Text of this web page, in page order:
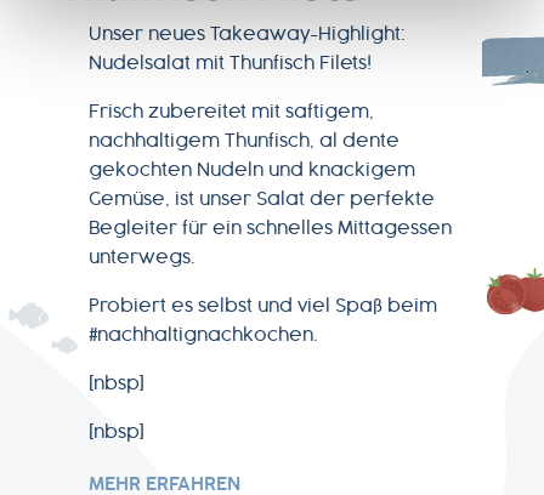
Unser neues Takeaway-Highlight:
Nudelsalat mit Thunfisch Filets!
Frisch zubereitet mit saftigem,
nachhaltigem Thunfisch, al dente
gekochten Nudeln und knackigem
Gemüse, ist unser Salat der perfekte
Begleiter für ein schnelles Mittagessen
unterwegs.
Probiert es selbst und viel Spaß beim
#nachhaltignachkochen.
[nbsp]
[nbsp]
MEHR ERFAHREN